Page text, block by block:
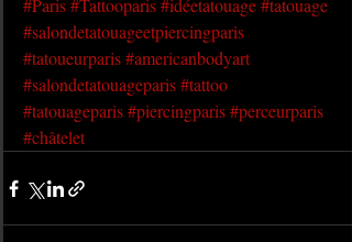
#Paris#Tattooparis#idéetatouage#tatouage
#salondetatouageetpiercingparis
#tatoueurparis#americanbodyart
#salondetatouageparis#tattoo
#tatouageparis#piercingparis#perceurparis
#châtelet